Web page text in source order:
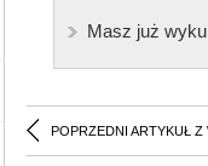
Masz już
POPRZEDNI ARTYKUŁ Z